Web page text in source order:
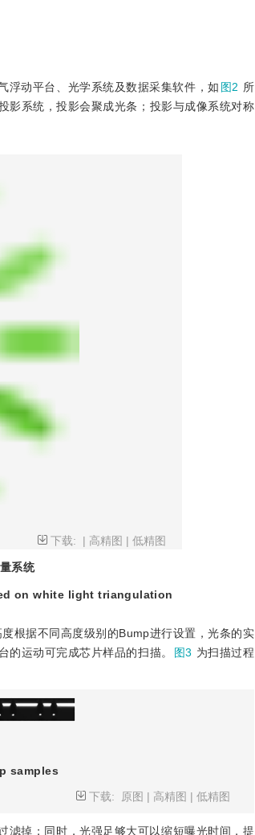
浮动平台、光学系统及数据采集软件，如 图2 所
影系统，投影会聚成光条；投影与成像系统对称